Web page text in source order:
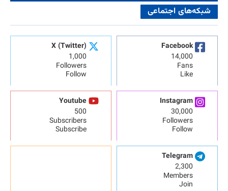
شبکه‌های اجتماعی
Facebook
14,000
Fans
Like
X (Twitter)
1,000
Followers
Follow
Instagram
30,000
Followers
Follow
Youtube
500
Subscribers
Subscribe
Telegram
2,300
Members
Join